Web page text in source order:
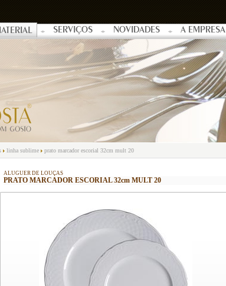
SERVIÇOS NOVIDADES A EMPRESA
linha sublime prato marcador escorial 32cm mult 20
ALUGUER DE LOUÇAS
PRATO MARCADOR ESCORIAL 32cm MULT 20